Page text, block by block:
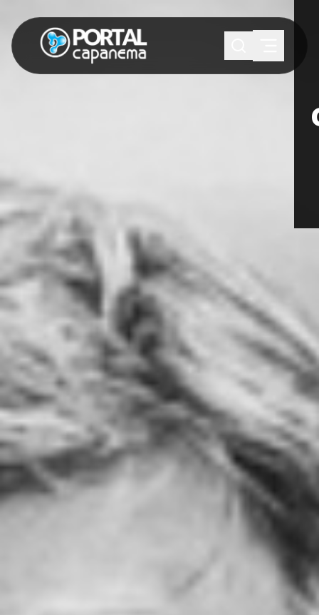
SUGESTÕES:
Maria paula Eventos Notícias